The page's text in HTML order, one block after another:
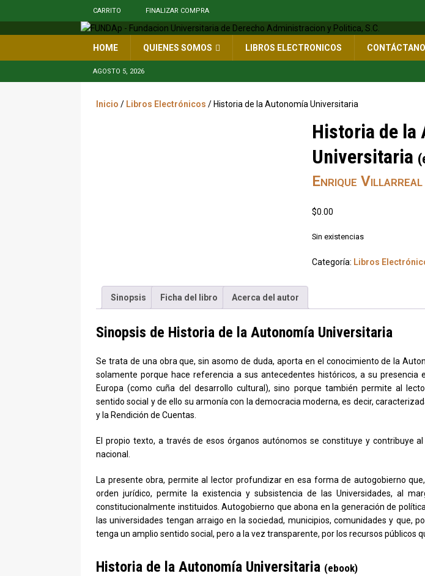
CARRITO FINALIZAR COMPRA
HOME QUIENES SOMOS LIBROS ELECTRONICOS
AGOSTO 5, 2026
Inicio / Libros Electrónicos / Historia de la Autonomía Universitaria
Historia de la
Universitaria
Enrique Villarreal
$0.00
Sin existencias
Categoría: Libros
Sinopsis Ficha del libro Acerca del autor
Sinopsis de Historia de la Autonomía Universitaria
Se trata de una obra que, sin asomo de duda, aporta en el conocimiento de la
solamente porque hace referencia a sus antecedentes históricos, a su presencia
Europa (como cuña del desarrollo cultural), sino porque también permite al
sentido social y de ello su armonía con la democracia moderna, es decir,
y la Rendición de Cuentas.
El propio texto, a través de esos órganos autónomos se constituye y contribuye
nacional.
La presente obra, permite al lector profundizar en esa forma de autogobierno
orden jurídico, permite la existencia y subsistencia de las Universidades, al
constitucionalmente instituidos. Autogobierno que abona en la generación de
las universidades tengan arraigo en la sociedad, municipios, comunidades y que,
tenga un amplio sentido social, pero a la vez transparente, por los recursos públicos
Historia de la Autonomía Universitaria (ebook)